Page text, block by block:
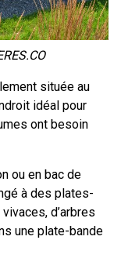
située au
idéal pour
ont besoin
ou en bac de
à des plates-
d’arbres
une plate-bande